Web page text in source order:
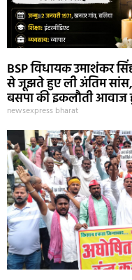
BSP विधायक उमाशंकर
से जूझते हुए ली अंतिम सांस,
बसपा की इकलौती आवाज
newsexpress bharat